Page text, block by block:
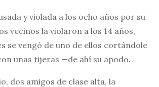
y violada a los ocho años por su
vecinos la violaron a los 14 años,
se vengó de uno de ellos cortándole
unas tijeras —de ahí su apodo.
dos amigos de clase alta, la